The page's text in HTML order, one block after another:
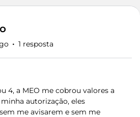
1 resposta
4, a MEO me cobrou valores a
autorização, eles
me avisarem e sem me